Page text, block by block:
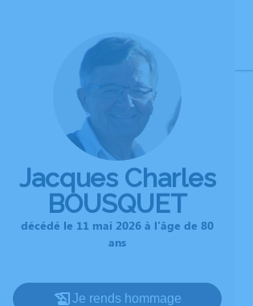
Jacques Charles
BOUSQUET
décédé le 11 mai 2026 à l'âge de 80
ans
Je rends hommage